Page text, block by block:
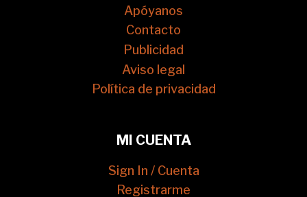
Apóyanos
Contacto
Publicidad
Aviso legal
Política de privacidad
MI CUENTA
Sign In / Cuenta
Registrarme